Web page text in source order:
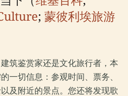
; 蒙彼利埃旅游
筑鉴赏家还是文化旅行者，本
一切信息：参观时间、票务、
及附近的景点。您还将发现歌